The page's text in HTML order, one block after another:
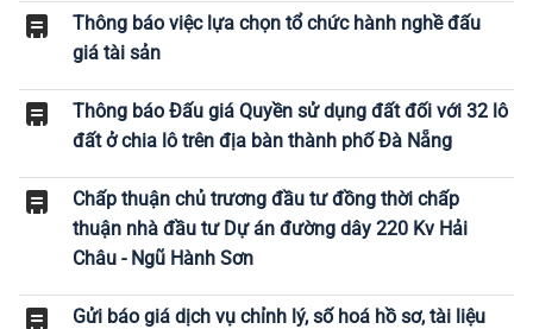
Thông báo việc lựa chọn tổ chức hành nghề đấu
giá tài sản
Thông báo Đấu giá Quyền sử dụng đất đối với 32 lô
đất ở chia lô trên địa bàn thành phố Đà Nẵng
Chấp thuận chủ trương đầu tư đồng thời chấp
thuận nhà đầu tư Dự án đường dây 220 Kv Hải
Châu - Ngũ Hành Sơn
Gửi báo giá dịch vụ chỉnh lý, số hoá hồ sơ, tài liệu